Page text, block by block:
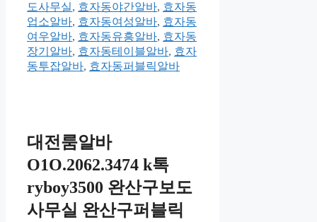
도사무실, 효자동야간알바, 효자동
업소알바, 효자동여성알바, 효자동
여우알바, 효자동유흥알바, 효자동
장기알바, 효자동테이블알바, 효자
동투잡알바, 효자동퍼블릭알바
대전룸알바
O1O.2062.3474 k톡
ryboy3500 완산구보도
사무실 완산구퍼블릭